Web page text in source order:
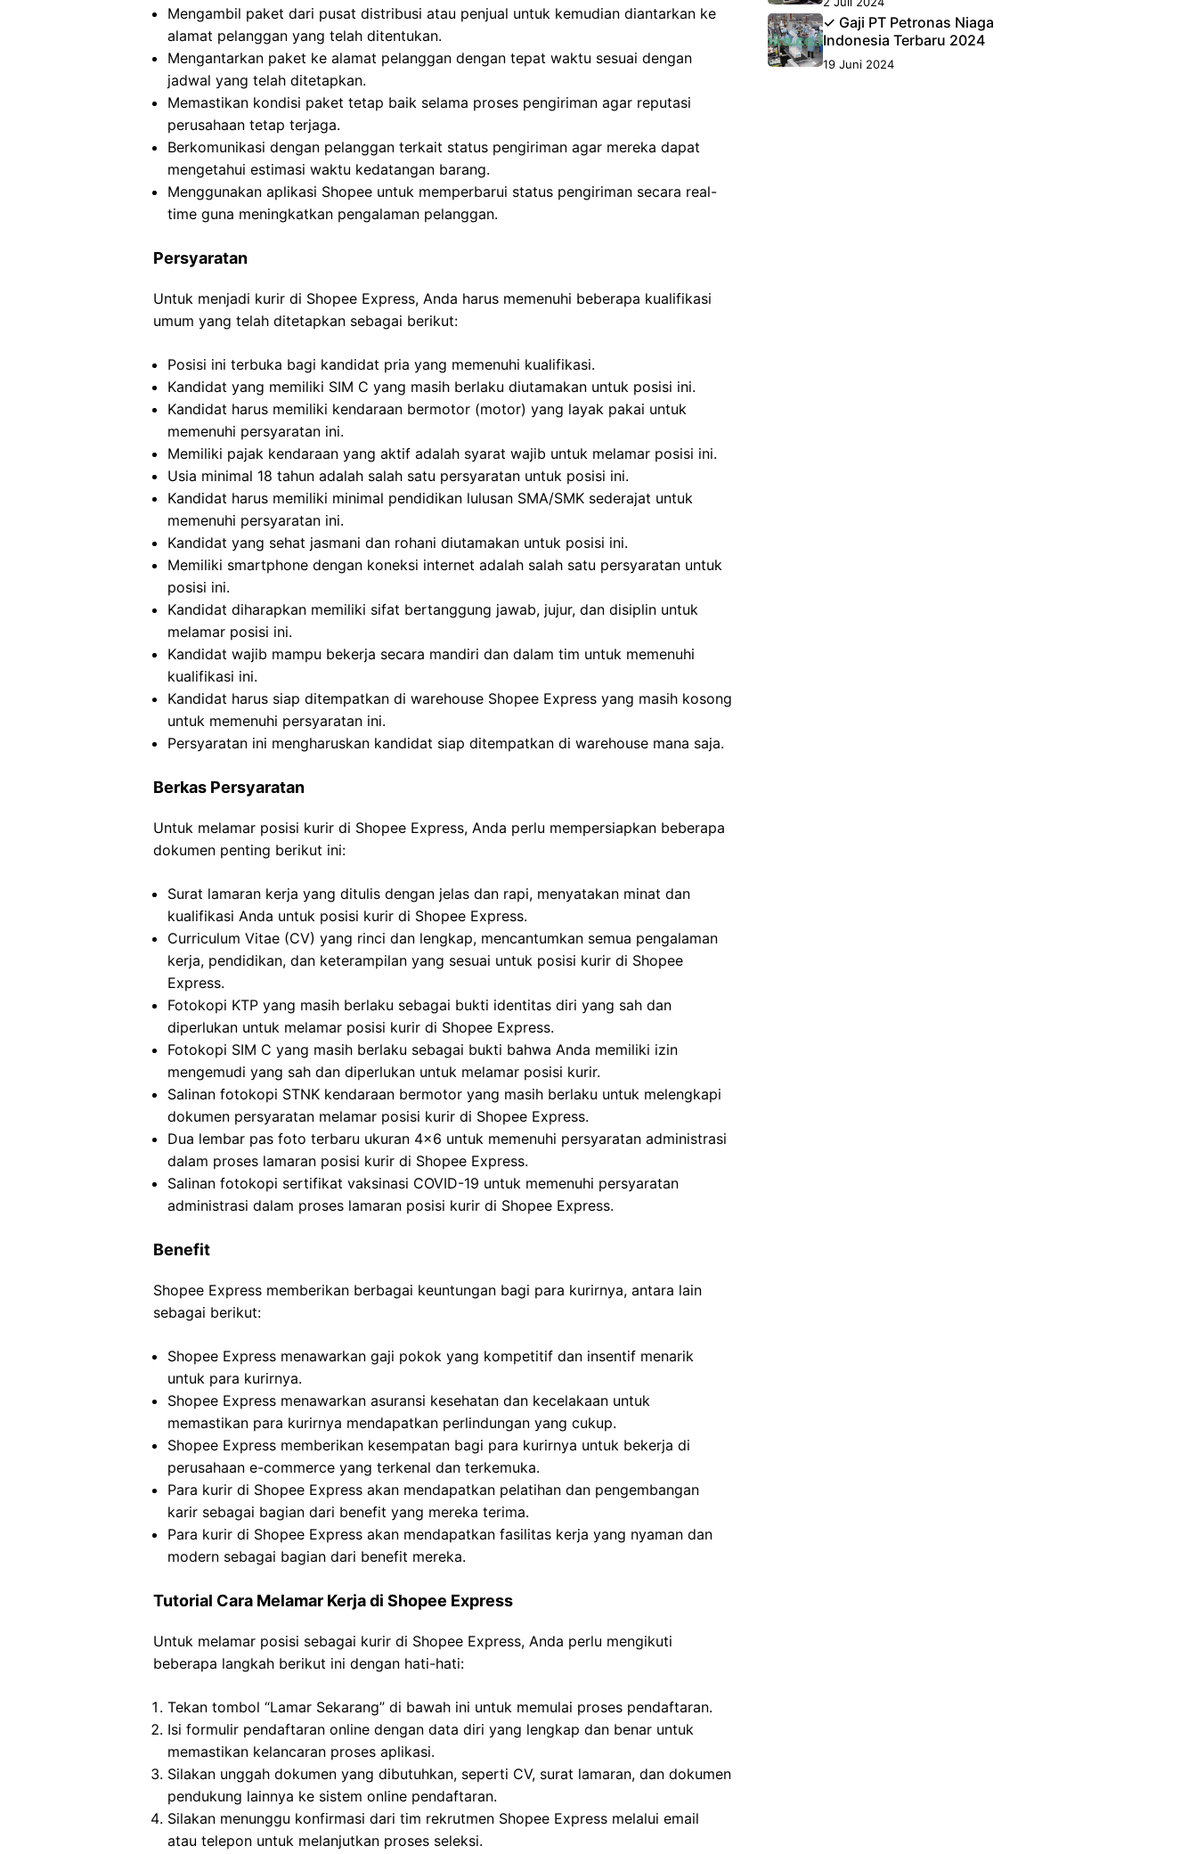
Mengambil paket dari pusat distribusi atau penjual untuk kemudian diantarkan ke
alamat pelanggan yang telah ditentukan.
Mengantarkan paket ke alamat pelanggan dengan tepat waktu sesuai dengan
jadwal yang telah ditetapkan.
Memastikan kondisi paket tetap baik selama proses pengiriman agar reputasi
perusahaan tetap terjaga.
Berkomunikasi dengan pelanggan terkait status pengiriman agar mereka dapat
mengetahui estimasi waktu kedatangan barang.
Menggunakan aplikasi Shopee untuk memperbarui status pengiriman secara real-
time guna meningkatkan pengalaman pelanggan.
Persyaratan
Untuk menjadi kurir di Shopee Express, Anda harus memenuhi beberapa kualifikasi
umum yang telah ditetapkan sebagai berikut:
Posisi ini terbuka bagi kandidat pria yang memenuhi kualifikasi.
Kandidat yang memiliki SIM C yang masih berlaku diutamakan untuk posisi ini.
Kandidat harus memiliki kendaraan bermotor (motor) yang layak pakai untuk
memenuhi persyaratan ini.
Memiliki pajak kendaraan yang aktif adalah syarat wajib untuk melamar posisi ini.
Usia minimal 18 tahun adalah salah satu persyaratan untuk posisi ini.
Kandidat harus memiliki minimal pendidikan lulusan SMA/SMK sederajat untuk
memenuhi persyaratan ini.
Kandidat yang sehat jasmani dan rohani diutamakan untuk posisi ini.
Memiliki smartphone dengan koneksi internet adalah salah satu persyaratan untuk
posisi ini.
Kandidat diharapkan memiliki sifat bertanggung jawab, jujur, dan disiplin untuk
melamar posisi ini.
Kandidat wajib mampu bekerja secara mandiri dan dalam tim untuk memenuhi
kualifikasi ini.
Kandidat harus siap ditempatkan di warehouse Shopee Express yang masih kosong
untuk memenuhi persyaratan ini.
Persyaratan ini mengharuskan kandidat siap ditempatkan di warehouse mana saja.
Berkas Persyaratan
Untuk melamar posisi kurir di Shopee Express, Anda perlu mempersiapkan beberapa
dokumen penting berikut ini:
Surat lamaran kerja yang ditulis dengan jelas dan rapi, menyatakan minat dan
kualifikasi Anda untuk posisi kurir di Shopee Express.
Curriculum Vitae (CV) yang rinci dan lengkap, mencantumkan semua pengalaman
kerja, pendidikan, dan keterampilan yang sesuai untuk posisi kurir di Shopee
Express.
Fotokopi KTP yang masih berlaku sebagai bukti identitas diri yang sah dan
diperlukan untuk melamar posisi kurir di Shopee Express.
Fotokopi SIM C yang masih berlaku sebagai bukti bahwa Anda memiliki izin
mengemudi yang sah dan diperlukan untuk melamar posisi kurir.
Salinan fotokopi STNK kendaraan bermotor yang masih berlaku untuk melengkapi
dokumen persyaratan melamar posisi kurir di Shopee Express.
Dua lembar pas foto terbaru ukuran 4×6 untuk memenuhi persyaratan administrasi
dalam proses lamaran posisi kurir di Shopee Express.
Salinan fotokopi sertifikat vaksinasi COVID-19 untuk memenuhi persyaratan
administrasi dalam proses lamaran posisi kurir di Shopee Express.
Benefit
Shopee Express memberikan berbagai keuntungan bagi para kurirnya, antara lain
sebagai berikut:
Shopee Express menawarkan gaji pokok yang kompetitif dan insentif menarik
untuk para kurirnya.
Shopee Express menawarkan asuransi kesehatan dan kecelakaan untuk
memastikan para kurirnya mendapatkan perlindungan yang cukup.
Shopee Express memberikan kesempatan bagi para kurirnya untuk bekerja di
perusahaan e-commerce yang terkenal dan terkemuka.
Para kurir di Shopee Express akan mendapatkan pelatihan dan pengembangan
karir sebagai bagian dari benefit yang mereka terima.
Para kurir di Shopee Express akan mendapatkan fasilitas kerja yang nyaman dan
modern sebagai bagian dari benefit mereka.
Tutorial Cara Melamar Kerja di Shopee Express
Untuk melamar posisi sebagai kurir di Shopee Express, Anda perlu mengikuti
beberapa langkah berikut ini dengan hati-hati:
Tekan tombol “Lamar Sekarang” di bawah ini untuk memulai proses pendaftaran.
Isi formulir pendaftaran online dengan data diri yang lengkap dan benar untuk
memastikan kelancaran proses aplikasi.
Silakan unggah dokumen yang dibutuhkan, seperti CV, surat lamaran, dan dokumen
pendukung lainnya ke sistem online pendaftaran.
Silakan menunggu konfirmasi dari tim rekrutmen Shopee Express melalui email
atau telepon untuk melanjutkan proses seleksi.
✓ Gaji PT Petronas Niaga
Indonesia Terbaru 2024
19 Juni 2024